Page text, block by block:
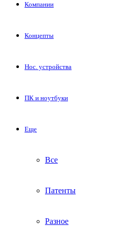
Компании
Концепты
Нос. устройства
ПК и ноутбуки
Еще
Все
Патенты
Разное